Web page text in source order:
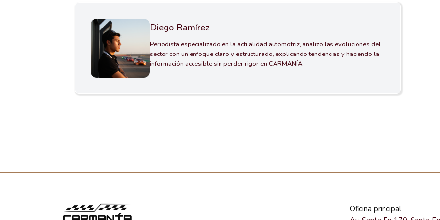
Diego Ramírez
Periodista especializado en la actualidad automotriz, analizo las evoluciones del
sector con un enfoque claro y estructurado, explicando tendencias y haciendo la
información accesible sin perder rigor en CARMANÍA.
Oficina principal